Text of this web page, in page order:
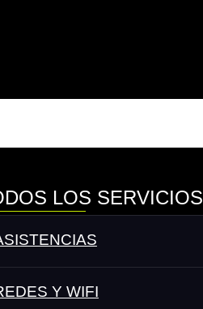
LOS SERVICIOS
Y WIFI